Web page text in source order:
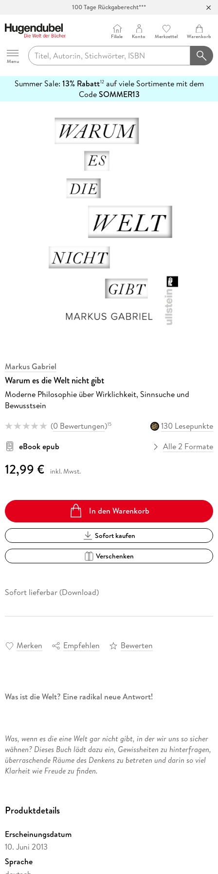
100 Tage Rückgaberecht***
Hugendubel
Menu
Filiale Konto Merkzettel Warenkorb
Summer Sale: 13% Rabatt12auf viele Sortimente mit dem
CodeSOMMER13
erfahren
Markus Gabriel
Warum es die Welt nicht gibt
Moderne Philosophie über Wirklichkeit, Sinnsuche und
Bewusstsein
(0 Bewertungen)15
130 Lesepunkte
eBook epub
Alle 2 Formate
12,99 € inkl. Mwst.
In den Warenkorb
Sofort kaufen
Verschenken
Sofort lieferbar (Download)
Merken Empfehlen Bewerten
Was ist die Welt? Eine radikal neue Antwort!
Was, wenn es die eine Welt gar nicht gibt, in der wir uns so sicher
wähnen? Dieses Buch lädt dazu ein, Gewissheiten zu hinterfragen,
überraschende Räume des Denkens zu betreten und darin so viel
Klarheit wie Freude zu finden.
bei einem radikal neuen Bild der Wirklichkeit. Die
wird systematisch in Frage gestellt und durch eine
vielschichtige Sicht auf Sinn und Sein ersetzt. Statt in
abstrakten Formeln zu verharren, verbindet der Autor
klassische Denker wie Hegel, Schelling und Wittgenstein mit
Produktdetails
Erscheinungsdatum
10. Juni 2013
Sprache